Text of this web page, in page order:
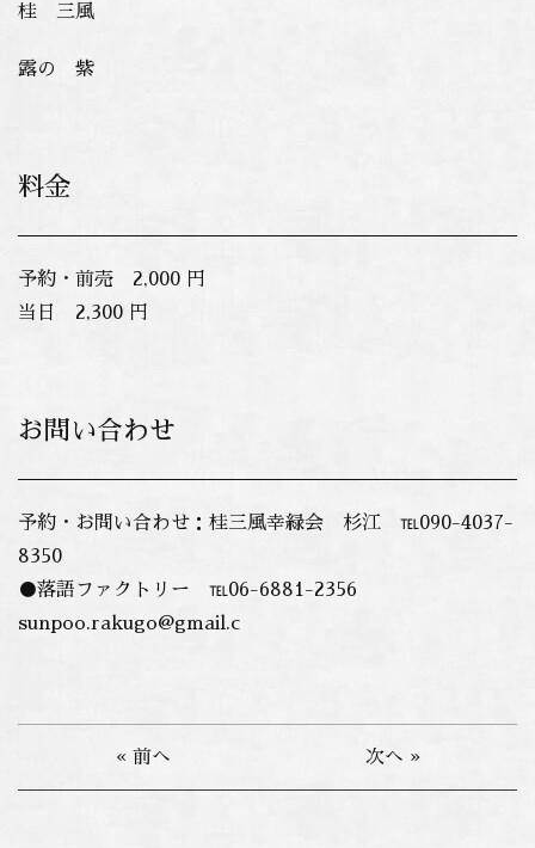
桂 三風
露の 紫
料金
予約・前売 2,000 円
当日 2,300 円
お問い合わせ
予約・お問い合わせ：桂三風幸緑会 杉江 ℡090-4037-
8350
●落語ファクトリー ℡06-6881-2356
sunpoo.rakugo@gmail.c
« 前へ 次へ »